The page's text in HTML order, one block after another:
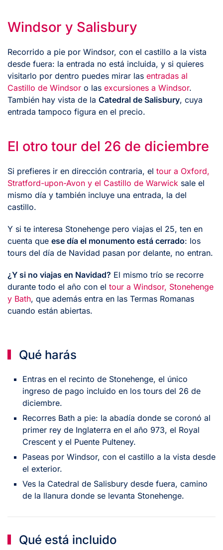
Windsor y Salisbury
Recorrido a pie por Windsor, con el castillo a la vista
desde fuera: la entrada no está incluida, y si quieres
visitarlo por dentro puedes mirar las entradas al
Castillo de Windsor o las excursiones a Windsor.
También hay vista de la Catedral de Salisbury, cuya
entrada tampoco figura en el precio.
El otro tour del 26 de diciembre
Si prefieres ir en dirección contraria, el tour a Oxford,
Stratford-upon-Avon y el Castillo de Warwick sale el
mismo día y también incluye una entrada, la del
castillo.
Y si te interesa Stonehenge pero viajas el 25, ten en
cuenta que ese día el monumento está cerrado: los
tours del día de Navidad pasan por delante, no entran.
¿Y si no viajas en Navidad? El mismo trío se recorre
durante todo el año con el tour a Windsor, Stonehenge
y Bath, que además entra en las Termas Romanas
cuando están abiertas.
Qué harás
Entras en el recinto de Stonehenge, el único
ingreso de pago incluido en los tours del 26 de
diciembre.
Recorres Bath a pie: la abadía donde se coronó al
primer rey de Inglaterra en el año 973, el Royal
Crescent y el Puente Pulteney.
Paseas por Windsor, con el castillo a la vista desde
el exterior.
Ves la Catedral de Salisbury desde fuera, camino
de la llanura donde se levanta Stonehenge.
Qué está incluido